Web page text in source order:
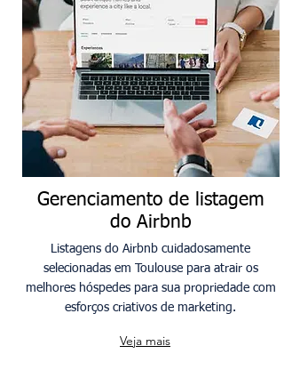
Gerenciamento de listagem
do Airbnb
Listagens do Airbnb cuidadosamente
selecionadas em Toulouse para atrair os
melhores hóspedes para sua propriedade com
esforços criativos de marketing.
Veja mais